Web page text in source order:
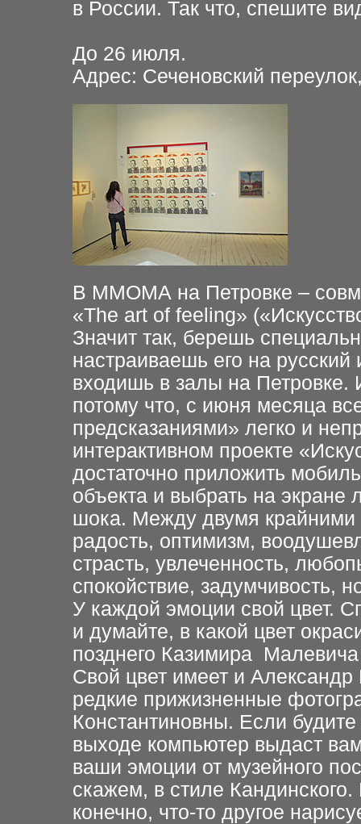
в России. Так что, спешите
До 26 июля.
Адрес: Сеченовский
В ММОМА на Петровке –
«The art of feeling»
Значит так, берешь
настраиваешь его на русский
входишь в залы на Петровке.
потому что, с июня месяца
предсказаниями» легко и
интерактивном проекте
достаточно приложить
объекта и выбрать на
шока. Между двумя крайними
радость, оптимизм,
страсть, увлеченность,
спокойствие, задумчивость,
У каждой эмоции свой цвет.
и думайте, в какой цвет
позднего Казимира Малевича
Свой цвет имеет и
редкие прижизненные
Константиновны. Если
выходе компьютер выдаст
ваши эмоции от музейного
скажем, в стиле
конечно, что-то другое